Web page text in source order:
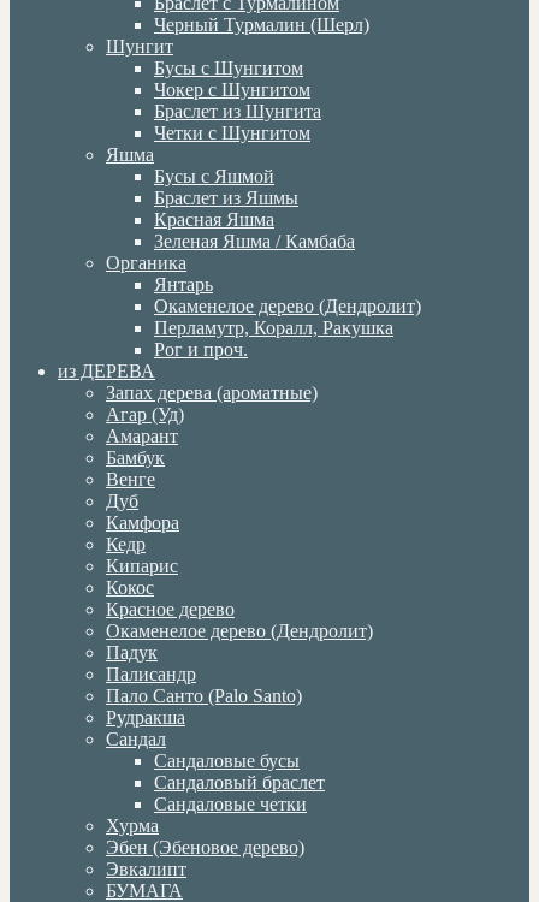
Черный Турмалин (Шерл)
Шунгит
Бусы с Шунгитом
Чокер с Шунгитом
Браслет из Шунгита
Четки с Шунгитом
Яшма
Бусы с Яшмой
Браслет из Яшмы
Красная Яшма
Зеленая Яшма / Камбаба
Органика
Янтарь
Окаменелое дерево (Дендролит)
Перламутр, Коралл, Ракушка
Рог и проч.
из ДЕРЕВА
Запах дерева (ароматные)
Агар (Уд)
Амарант
Бамбук
Венге
Дуб
Камфора
Кедр
Кипарис
Кокос
Красное дерево
Окаменелое дерево (Дендролит)
Падук
Палисандр
Пало Санто (Palo Santo)
Рудракша
Сандал
Сандаловые бусы
Сандаловый браслет
Сандаловые четки
Хурма
Эбен (Эбеновое дерево)
Эвкалипт
БУМАГА